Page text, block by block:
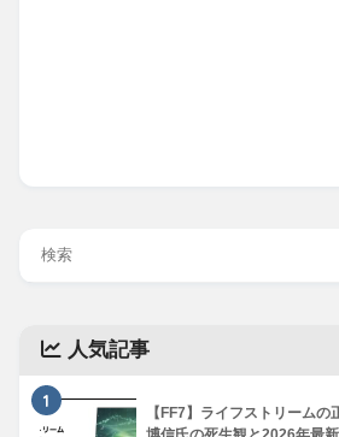
人気記事
1
【FF7】ライフストリームの